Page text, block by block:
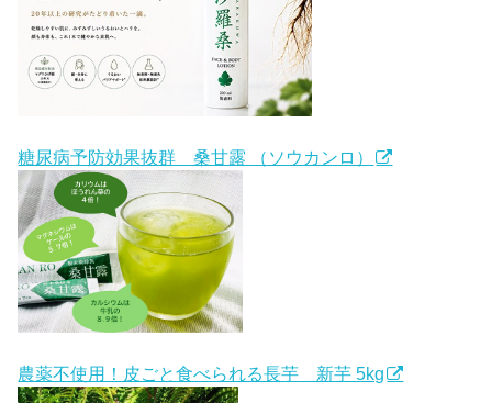
糖尿病予防効果抜群 桑甘露 （ソウカンロ）
農薬不使用！皮ごと食べられる長芋 新芋 5kg